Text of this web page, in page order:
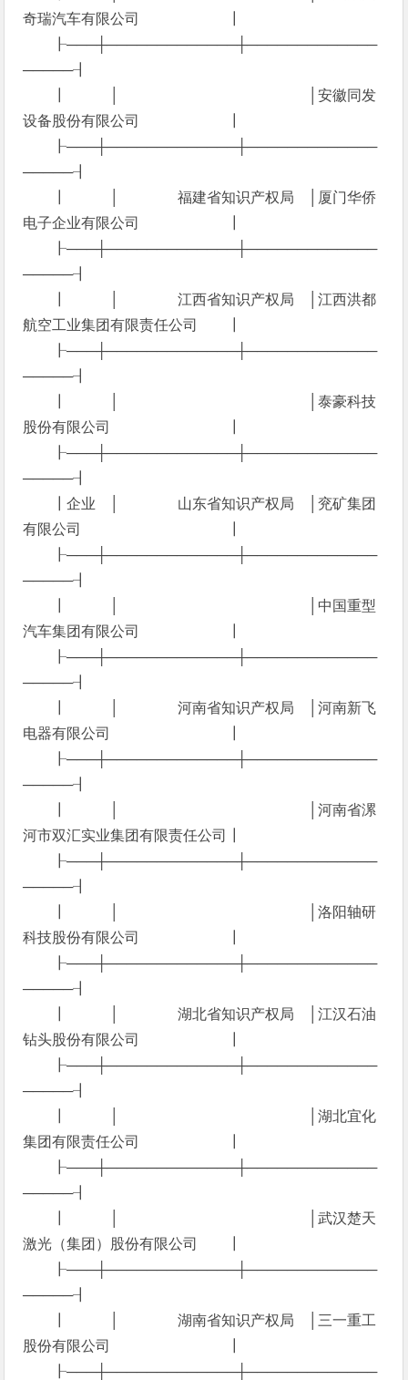
奇瑞汽车有限公司 ┃
┠───┼─────────────┼─────────────
─────┨
┃ │ │安徽同发
设备股份有限公司 ┃
┠───┼─────────────┼─────────────
─────┨
┃ │ 福建省知识产权局 │厦门华侨
电子企业有限公司 ┃
┠───┼─────────────┼─────────────
─────┨
┃ │ 江西省知识产权局 │江西洪都
航空工业集团有限责任公司 ┃
┠───┼─────────────┼─────────────
─────┨
┃ │ │泰豪科技
股份有限公司 ┃
┠───┼─────────────┼─────────────
─────┨
┃企业 │ 山东省知识产权局 │兖矿集团
有限公司 ┃
┠───┼─────────────┼─────────────
─────┨
┃ │ │中国重型
汽车集团有限公司 ┃
┠───┼─────────────┼─────────────
─────┨
┃ │ 河南省知识产权局 │河南新飞
电器有限公司 ┃
┠───┼─────────────┼─────────────
─────┨
┃ │ │河南省漯
河市双汇实业集团有限责任公司┃
┠───┼─────────────┼─────────────
─────┨
┃ │ │洛阳轴研
科技股份有限公司 ┃
┠───┼─────────────┼─────────────
─────┨
┃ │ 湖北省知识产权局 │江汉石油
钻头股份有限公司 ┃
┠───┼─────────────┼─────────────
─────┨
┃ │ │湖北宜化
集团有限责任公司 ┃
┠───┼─────────────┼─────────────
─────┨
┃ │ │武汉楚天
激光（集团）股份有限公司 ┃
┠───┼─────────────┼─────────────
─────┨
┃ │ 湖南省知识产权局 │三一重工
股份有限公司 ┃
┠───┼─────────────┼─────────────